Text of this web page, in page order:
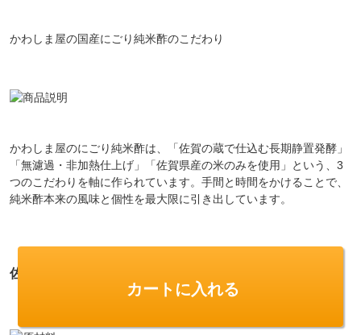
かわしま屋の国産にごり純米酢のこだわり
かわしま屋のにごり純米酢は、「佐賀の蔵で仕込む長期静置発酵」
「無濾過・非加熱仕上げ」「佐賀県産の米のみを使用」という、3
つのこだわりを軸に作られています。手間と時間をかけることで、
純米酢本来の風味と個性を最大限に引き出しています。
佐賀県産のこだわりの原材料
カートに入れる